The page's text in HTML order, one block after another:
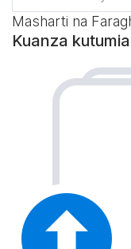
Masharti na
Kuanza